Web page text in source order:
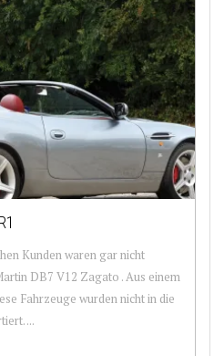
Kunden waren gar nicht
DB7 V12 Zagato . Aus einem
Fahrzeuge wurden nicht in die
...